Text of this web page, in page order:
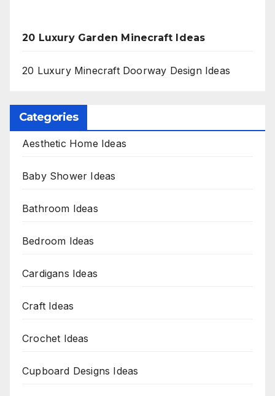
20 Luxury Garden Minecraft Ideas
20 Luxury Minecraft Doorway Design Ideas
Categories
Aesthetic Home Ideas
Baby Shower Ideas
Bathroom Ideas
Bedroom Ideas
Cardigans Ideas
Craft Ideas
Crochet Ideas
Cupboard Designs Ideas